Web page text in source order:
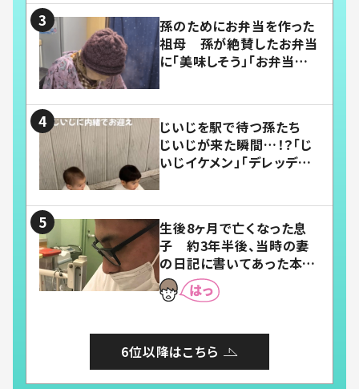
孫のためにお弁当を作った
祖母 孫が絶賛したお弁当
に「美味しそう」「お弁当すご
じいじを駅で待つ孫たち
じいじが来た瞬間…！？「じ
いじイケメン」「デレッデレ」
生後8ヶ月で亡くなった息
子 約3年半後、当時の妻
の日記に書いてあった本音
とは
6位以降はこちら